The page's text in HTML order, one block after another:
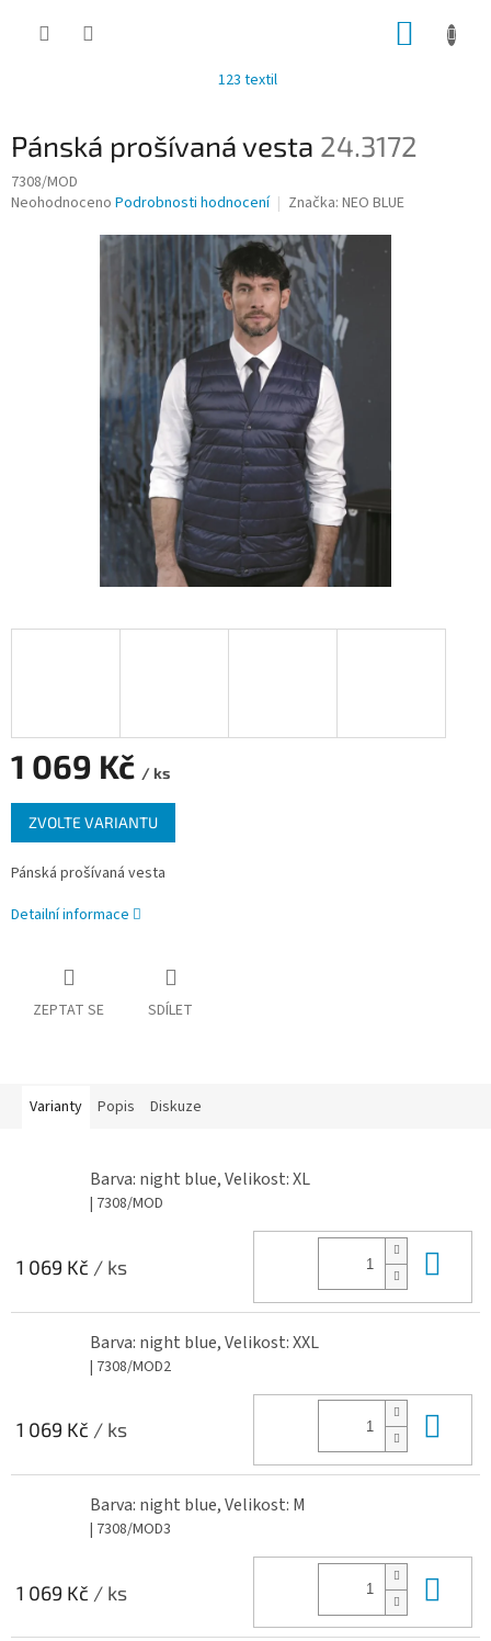
123 textil
Pánská prošívaná vesta 24.3172
7308/MOD
Průměrné
Neohodnoceno Podrobnosti hodnocení Značka: NEO BLUE
1 069 Kč / ks
Měrná
cena:
ZVOLTE VARIANTU
Pánská prošívaná vesta
Detailní informace
ZEPTAT SE SDÍLET
Varianty Popis Diskuze
Barva: night blue, Velikost: XL
| 7308/MOD
1 069 Kč / ks
Barva: night blue, Velikost: XXL
| 7308/MOD2
1 069 Kč / ks
Barva: night blue, Velikost: M
| 7308/MOD3
1 069 Kč / ks